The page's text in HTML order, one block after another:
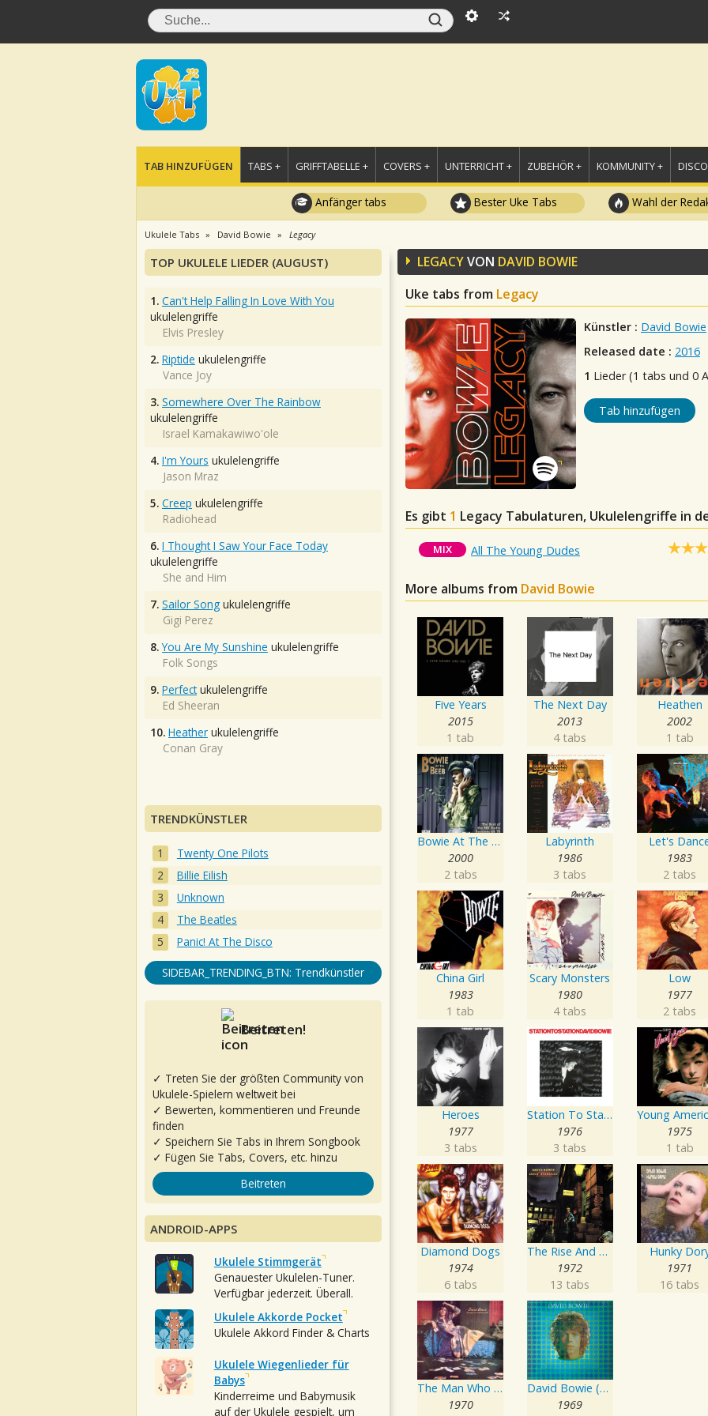
TAB HINZUFÜGEN TABS + GRIFFTABELLE + COVERS + UNTERRICHT + ZUBEHÖR + KOMMUNITY +
Anfänger tabs Bester Uke Tabs Wahl der
Ukulele Tabs David Bowie Legacy
LEGACYVON DAVID BOWIE
Uke tabs from Legacy
Künstler : David Bowie
Released date : 2016
1 Lieder (1 tabs und 0
Tab hinzufügen
Es gibt 1 Legacy Tabulaturen, Ukulelengriffe in
MIX All The Young Dudes
More albums from David Bowie
Five Years
2015
1 tab
The Next Day
2013
4 tabs
Heathen
2002
1 tab
Bowie At The Beeb
2000
2 tabs
Labyrinth
1986
3 tabs
Let's
1983
2 tabs
China Girl
1983
1 tab
Scary Monsters
1980
4 tabs
Low
1977
2 tabs
Heroes
1977
3 tabs
Station To Station
1976
3 tabs
1975
1 tab
Diamond Dogs
1974
6 tabs
The Rise And Fall Of Ziggy Stardust And The Spiders From Mars
1972
13 tabs
Hunky
1971
16 tabs
The Man Who Sold The World
1970
David Bowie (aka Space Oddity)
1969
TOP UKULELE LIEDER (AUGUST)
1. Can't Help Falling In Love With You
ukulelengriffe
Elvis Presley
2. Riptide ukulelengriffe
Vance Joy
3. Somewhere Over The Rainbow
ukulelengriffe
Israel Kamakawiwo'ole
4. I'm Yours ukulelengriffe
Jason Mraz
5. Creep ukulelengriffe
Radiohead
6. I Thought I Saw Your Face Today
ukulelengriffe
She and Him
7. Sailor Song ukulelengriffe
Gigi Perez
8. You Are My Sunshine ukulelengriffe
Folk Songs
9. Perfectukulelengriffe
Ed Sheeran
10. Heather ukulelengriffe
Conan Gray
TRENDKÜNSTLER
Twenty One Pilots
Billie Eilish
Unknown
The Beatles
Panic! At The Disco
SIDEBAR_TRENDING_BTN: Trendkünstler
Beitreten!
✓ Treten Sie der größten Community von
Ukulele-Spielern weltweit bei
✓ Bewerten, kommentieren und Freunde
finden
✓ Speichern Sie Tabs in Ihrem Songbook
✓ Fügen Sie Tabs, Covers, etc. hinzu
Beitreten
ANDROID-APPS
Ukulele Stimmgerät
Genauester Ukulelen-Tuner.
Verfügbar jederzeit. Überall.
Ukulele Akkorde Pocket
Ukulele Akkord Finder & Charts
Ukulele Wiegenlieder für
Babys
Kinderreime und Babymusik
auf der Ukulele gespielt, um